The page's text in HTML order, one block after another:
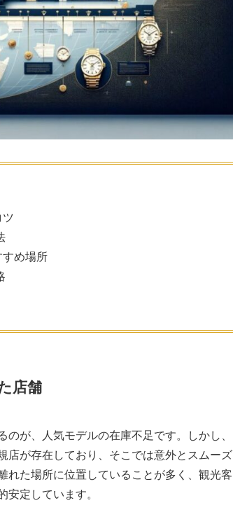
ツ
すめ場所
店舗
が、人気モデルの在庫不足です。しかし、
店が存在しており、そこでは意外とスムーズ
れた場所に位置していることが多く、観光客
定しています。